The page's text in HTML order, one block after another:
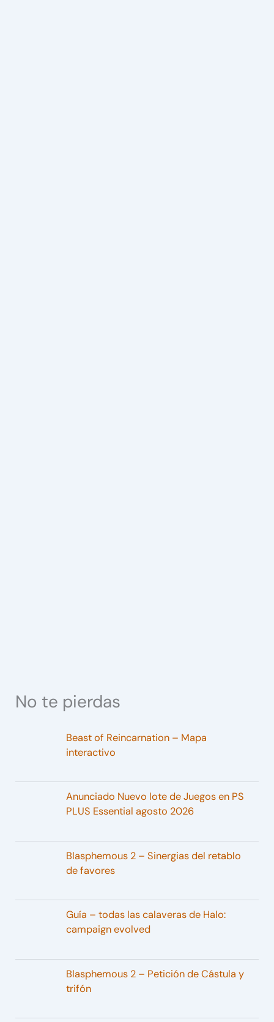
No te pierdas
Beast of Reincarnation – Mapa
interactivo
Anunciado Nuevo lote de Juegos en PS
PLUS Essential agosto 2026
Blasphemous 2 – Sinergias del retablo
de favores
Guía – todas las calaveras de Halo:
campaign evolved
Blasphemous 2 – Petición de Cástula y
trifón